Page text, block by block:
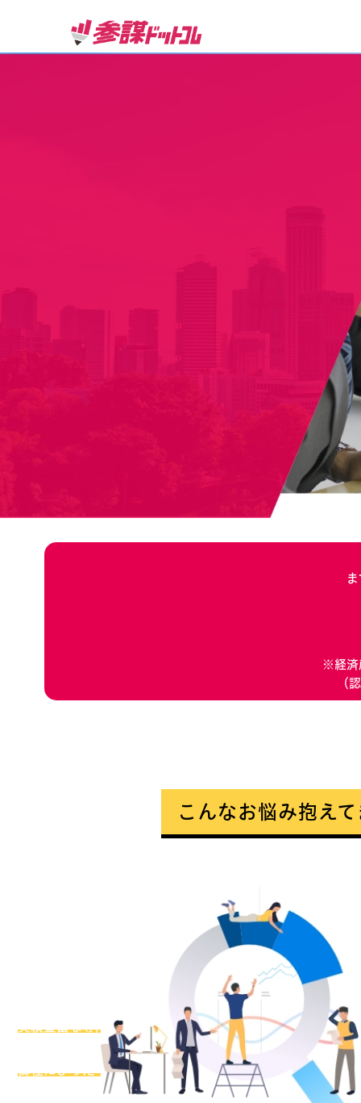
実績豊富な専門家が
御社の申請を全面サポート
参謀ドットコムが
御社にぴったりの専門家
を
ご紹介します。
※経済
（
こんなお悩み抱え